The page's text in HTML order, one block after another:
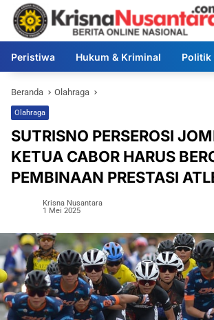
Langsung
konten
Peristiwa Hukum & Kriminal Politik
Beranda Olahraga
Olahraga
SUTRISNO PERSEROSI
KETUA CABOR HARUS
PEMBINAAN PRESTASI
Krisna Nusantara
1 Mei 2025